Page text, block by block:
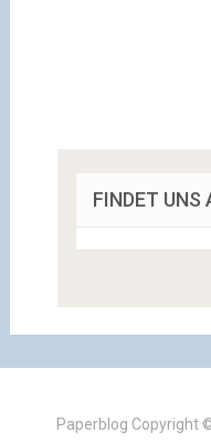
FINDET UNS
Paperblog Copyright